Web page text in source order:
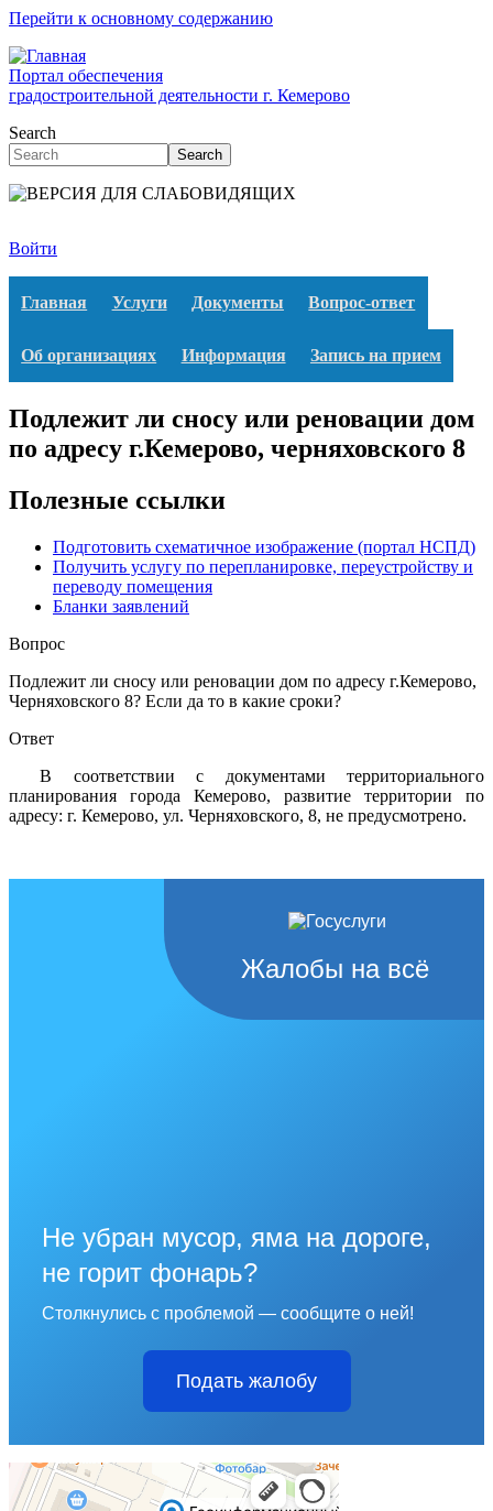
Перейти к основному содержанию
Портал обеспечения
градостроительной деятельности г. Кемерово
Search
Search
Войти
Главная Услуги Документы Вопрос-ответ
Об организациях Информация Запись на прием
Подлежит ли сносу или реновации дом
по адресу г.Кемерово, черняховского 8
Полезные ссылки
Подготовить схематичное изображение (портал НСПД)
Получить услугу по перепланировке, переустройству и
переводу помещения
Бланки заявлений
Вопрос
Подлежит ли сносу или реновации дом по адресу г.Кемерово,
Черняховского 8? Если да то в какие сроки?
Ответ
В соответствии с документами территориального
планирования города Кемерово, развитие территории по
адресу: г. Кемерово, ул. Черняховского, 8, не предусмотрено.
Жалобы на всё
Не убран мусор, яма на дороге,
не горит фонарь?
Столкнулись с проблемой — сообщите о ней!
Подать жалобу